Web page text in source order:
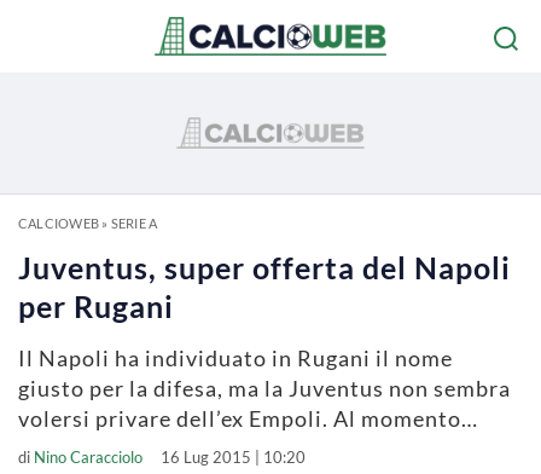
CALCIOWEB» SERIE A
Juventus, super offerta del Napoli
per Rugani
Il Napoli ha individuato in Rugani il nome
giusto per la difesa, ma la Juventus non sembra
volersi privare dell’ex Empoli. Al momento…
di Nino Caracciolo 16 Lug 2015 | 10:20